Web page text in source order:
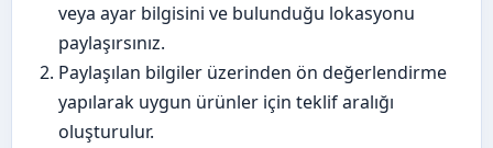
veya ayar bilgisini ve bulunduğu lokasyonu
paylaşırsınız.
Paylaşılan bilgiler üzerinden ön değerlendirme
yapılarak uygun ürünler için teklif aralığı
oluşturulur.